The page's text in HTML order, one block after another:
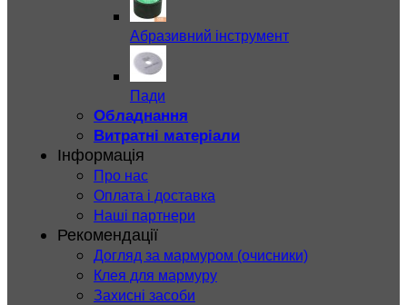
Абразивний інструмент
Пади
Обладнання
Витратні матеріали
Інформація
Про нас
Оплата і доставка
Наші партнери
Рекомендації
Догляд за мармуром (очисники)
Клея для мармуру
Захисні засоби